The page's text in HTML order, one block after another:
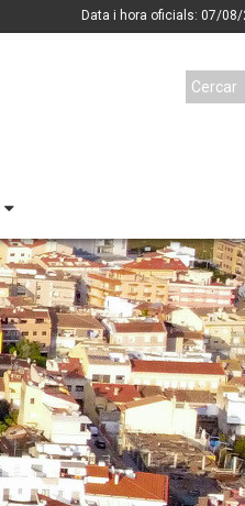
Data i hora oficials: 07/08/